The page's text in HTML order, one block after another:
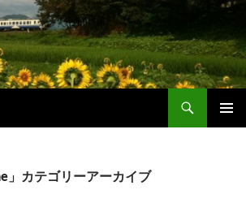
」カテゴリーアーカイブ